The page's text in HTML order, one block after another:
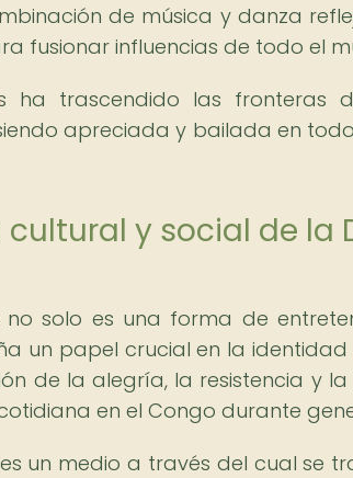
de música y danza
fusionar influencias de todo el
ha trascendido las
apreciada y bailada en
y social de la
no solo es una forma de
un papel crucial en la
de la alegría, la resistencia y
en el Congo durante
un medio a través del cual se